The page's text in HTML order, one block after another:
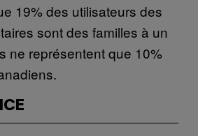
19% des utilisateurs des
sont des familles à un
ne représentent que 10%